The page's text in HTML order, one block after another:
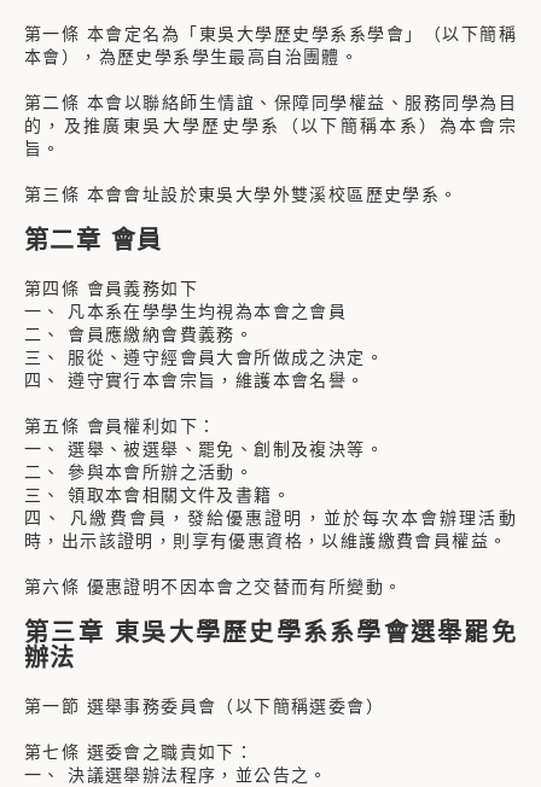
第一條 本會定名為「東吳大學歷史學系系學會」（以下簡稱
本會），為歷史學系學生最高自治團體。
第二條 本會以聯絡師生情誼、保障同學權益、服務同學為目
的，及推廣東吳大學歷史學系（以下簡稱本系）為本會宗
旨。
第三條 本會會址設於東吳大學外雙溪校區歷史學系。
第二章 會員
第四條 會員義務如下
一、 凡本系在學學生均視為本會之會員
二、 會員應繳納會費義務。
三、 服從、遵守經會員大會所做成之決定。
四、 遵守實行本會宗旨，維護本會名譽。
第五條 會員權利如下：
一、 選舉、被選舉、罷免、創制及複決等。
二、 參與本會所辦之活動。
三、 領取本會相關文件及書籍。
四、 凡繳費會員，發給優惠證明，並於每次本會辦理活動
時，出示該證明，則享有優惠資格，以維護繳費會員權益。
第六條 優惠證明不因本會之交替而有所變動。
第三章 東吳大學歷史學系系學會選舉罷免
辦法
第一節 選舉事務委員會（以下簡稱選委會）
第七條 選委會之職責如下：
一、 決議選舉辦法程序，並公告之。